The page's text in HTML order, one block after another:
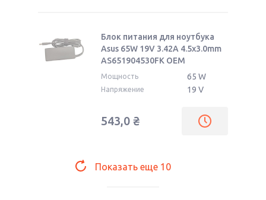
Блок питания для ноутбука
Asus 65W 19V 3.42A 4.5x3.0mm
AS651904530FK OEM
Мощность 65 W
Напряжение 19 V
543,0 ₴
Показать еще 10